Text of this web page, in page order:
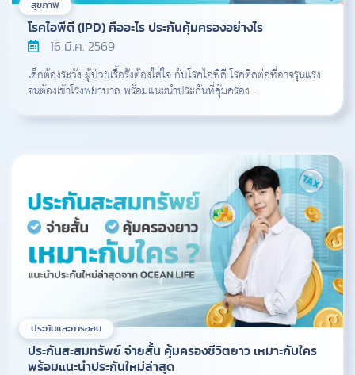
สุขภาพ
โรคไอพีดี (IPD) คืออะไร ประกันคุ้มครองอย่างไร
16 มี.ค. 2569
เด็กต้องระวัง ผู้ป่วยเรื้อรังต้องใส่ใจ กับโรคไอพีดี โรคติดต่อที่อาจรุนแรง
จนต้องเข้าโรงพยาบาล พร้อมแนะนำประกันที่คุ้มครอง …
ประกันและการออม
ประกันสะสมทรัพย์ จ่ายสั้น คุ้มครองชีวิตยาว เหมาะกับใคร
พร้อมแนะนำประกันใหม่ล่าสุด